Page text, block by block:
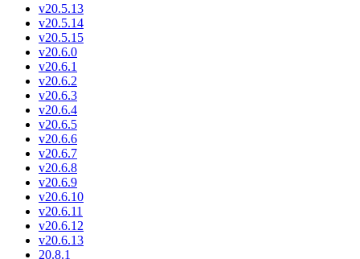
v20.5.13
v20.5.14
v20.5.15
v20.6.0
v20.6.1
v20.6.2
v20.6.3
v20.6.4
v20.6.5
v20.6.6
v20.6.7
v20.6.8
v20.6.9
v20.6.10
v20.6.11
v20.6.12
v20.6.13
20.8.1